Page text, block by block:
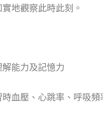
地觀察此時此刻。
能力及記憶力
血壓、心跳率、呼吸